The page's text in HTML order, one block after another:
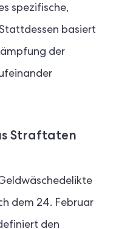
spezifische,
basiert
der
Straftaten
dem 24. Februar
den